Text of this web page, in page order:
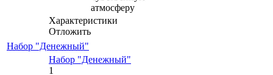
атмосферу
Характеристики
Отложить
Набор "Денежный"
Набор "Денежный"
1